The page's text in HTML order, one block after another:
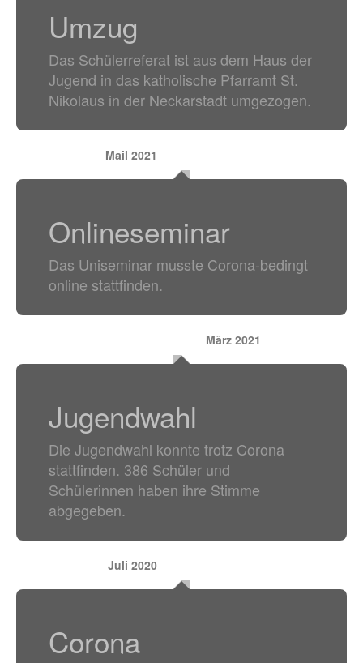
Umzug
Das Schülerreferat ist aus dem Haus der
Jugend in das katholische Pfarramt St.
Nikolaus in der Neckarstadt umgezogen.
Mail 2021
Onlineseminar
Das Uniseminar musste Corona-bedingt
online stattfinden.
März 2021
Jugendwahl
Die Jugendwahl konnte trotz Corona
stattfinden. 386 Schüler und
Schülerinnen haben ihre Stimme
abgegeben.
Juli 2020
Corona